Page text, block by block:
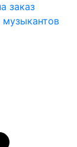
заказ